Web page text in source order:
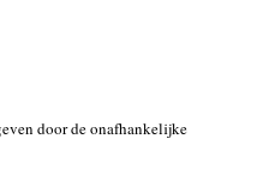
door de onafhankelijke